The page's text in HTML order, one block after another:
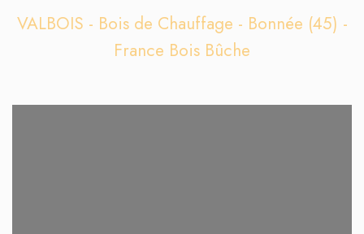
VALBOIS - Bois de Chauffage - Bonnée (45) -
France Bois Bûche